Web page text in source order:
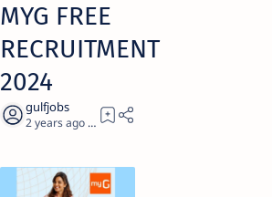
MYG FREE
RECRUITMENT
2024
2 years ago 1